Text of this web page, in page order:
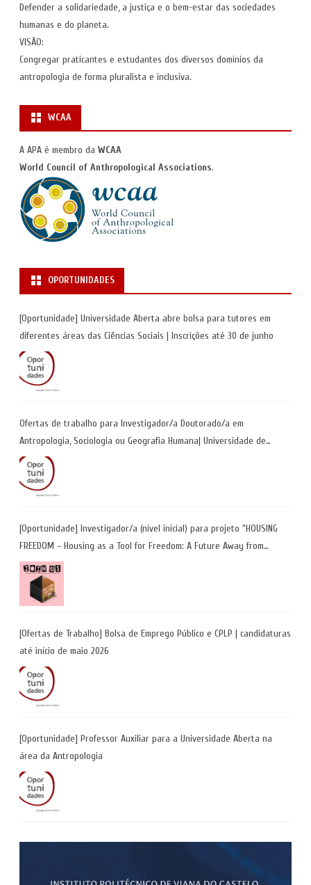
Defender a solidariedade, a justiça e o bem-estar das sociedades
humanas e do planeta.
VISÃO:
Congregar praticantes e estudantes dos diversos domínios da
antropologia de forma pluralista e inclusiva.
WCAA
A APA é membro da WCAA
World Council of Anthropological Associations.
OPORTUNIDADES
[Oportunidade] Universidade Aberta abre bolsa para tutores em
diferentes áreas das Ciências Sociais | Inscrições até 30 de junho
Ofertas de trabalho para Investigador/a Doutorado/a em
Antropologia, Sociologia ou Geografia Humana| Universidade de
Coimbra | Candidaturas até 29 de maio 2026
[Oportunidade] Investigador/a (nível inicial) para projeto “HOUSING
FREEDOM – Housing as a Tool for Freedom: A Future Away from
Incarceration” | até 8 de maio
[Ofertas de Trabalho] Bolsa de Emprego Público e CPLP | candidaturas
até início de maio 2026
[Oportunidade] Professor Auxiliar para a Universidade Aberta na
área da Antropologia